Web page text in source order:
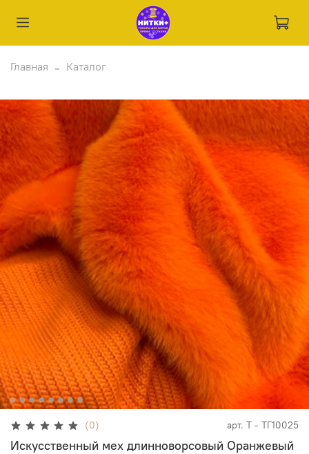
Главная Каталог
(0) арт. Т - ТГ10025
Искусственный мех длинноворсовый Оранжевый